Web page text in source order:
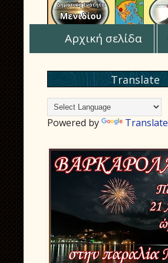
Αρχική σελίδα
Translate
Powered by Translate